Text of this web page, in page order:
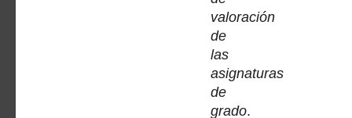
valoración
de
las
asignaturas
de
grado.